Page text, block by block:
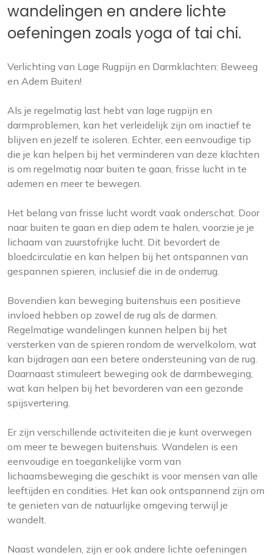
wandelingen en andere lichte
oefeningen zoals yoga of tai chi.
Verlichting van Lage Rugpijn en Darmklachten: Beweeg
en Adem Buiten!
Als je regelmatig last hebt van lage rugpijn en
darmproblemen, kan het verleidelijk zijn om inactief te
blijven en jezelf te isoleren. Echter, een eenvoudige tip
die je kan helpen bij het verminderen van deze klachten
is om regelmatig naar buiten te gaan, frisse lucht in te
ademen en meer te bewegen.
Het belang van frisse lucht wordt vaak onderschat. Door
naar buiten te gaan en diep adem te halen, voorzie je je
lichaam van zuurstofrijke lucht. Dit bevordert de
bloedcirculatie en kan helpen bij het ontspannen van
gespannen spieren, inclusief die in de onderrug.
Bovendien kan beweging buitenshuis een positieve
invloed hebben op zowel de rug als de darmen.
Regelmatige wandelingen kunnen helpen bij het
versterken van de spieren rondom de wervelkolom, wat
kan bijdragen aan een betere ondersteuning van de rug.
Daarnaast stimuleert beweging ook de darmbeweging,
wat kan helpen bij het bevorderen van een gezonde
spijsvertering.
Er zijn verschillende activiteiten die je kunt overwegen
om meer te bewegen buitenshuis. Wandelen is een
eenvoudige en toegankelijke vorm van
lichaamsbeweging die geschikt is voor mensen van alle
leeftijden en condities. Het kan ook ontspannend zijn om
te genieten van de natuurlijke omgeving terwijl je
wandelt.
Naast wandelen, zijn er ook andere lichte oefeningen